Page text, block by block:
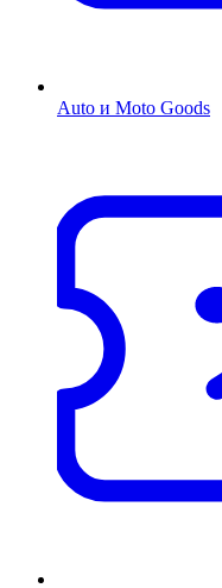
Auto и Moto Goods